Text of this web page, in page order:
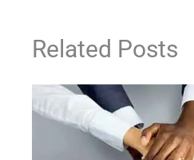
Related Posts